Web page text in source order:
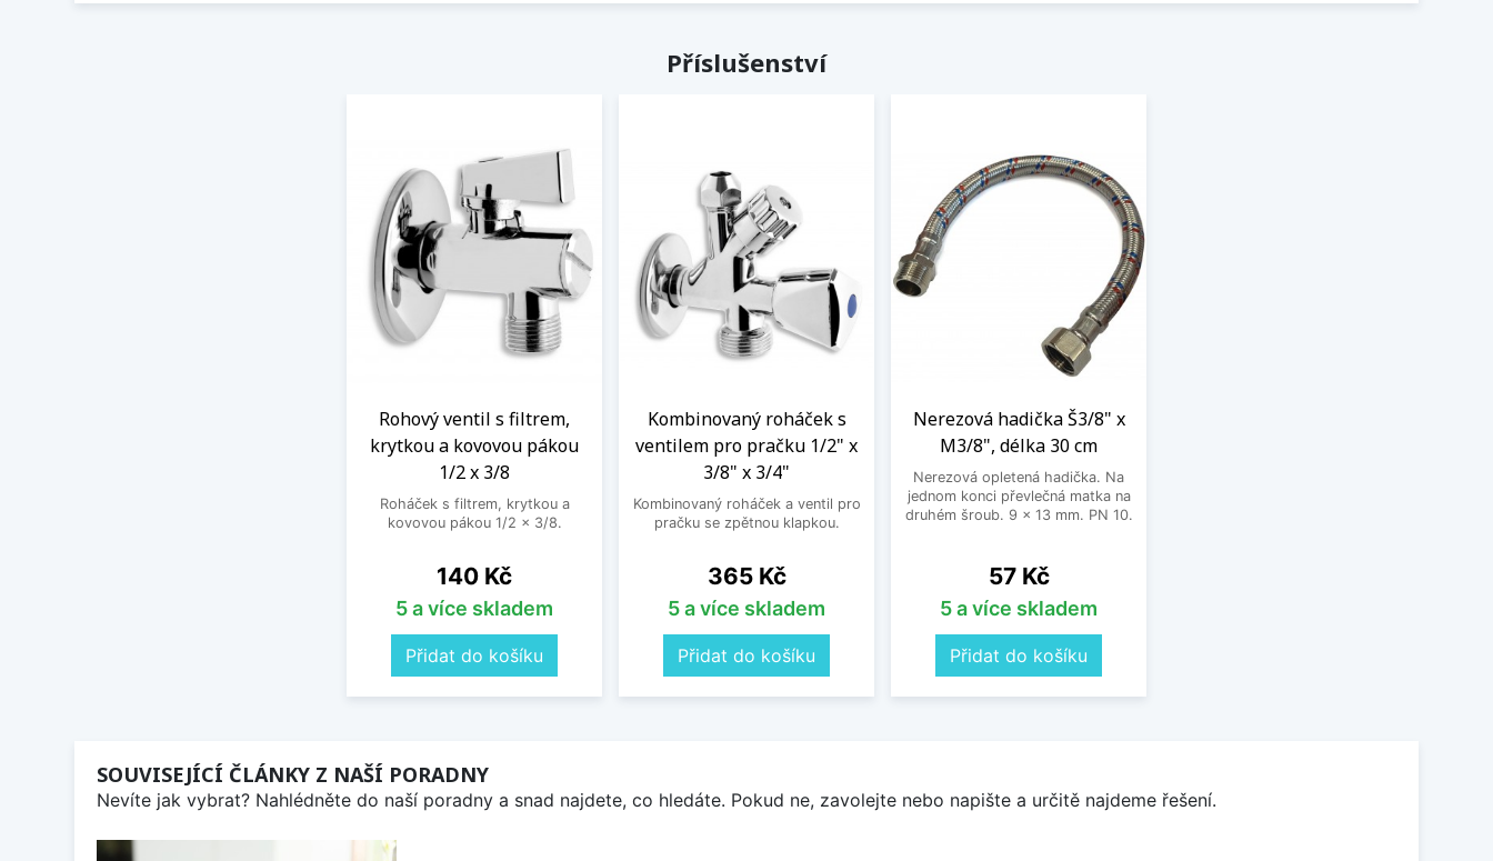
Příslušenství
Rohový ventil s filtrem,
krytkou a kovovou pákou
1/2 x 3/8
Roháček s filtrem, krytkou a
kovovou pákou 1/2 x 3/8.
Cena
140 Kč
5 a více skladem
Přidat do košíku
Kombinovaný roháček s
ventilem pro pračku 1/2" x
3/8" x 3/4"
Kombinovaný roháček a ventil pro
pračku se zpětnou klapkou.
Cena
365 Kč
5 a více skladem
Přidat do košíku
Nerezová hadička Š3/8" x
M3/8", délka 30 cm
Nerezová opletená hadička. Na
jednom konci převlečná matka na
druhém šroub. 9 x 13 mm. PN 10.
Cena
57 Kč
5 a více skladem
Přidat do košíku
SOUVISEJÍCÍ ČLÁNKY Z NAŠÍ PORADNY
Nevíte jak vybrat? Nahlédněte do naší poradny a snad najdete, co hledáte. Pokud ne, zavolejte nebo napište a určitě najdeme řešení.